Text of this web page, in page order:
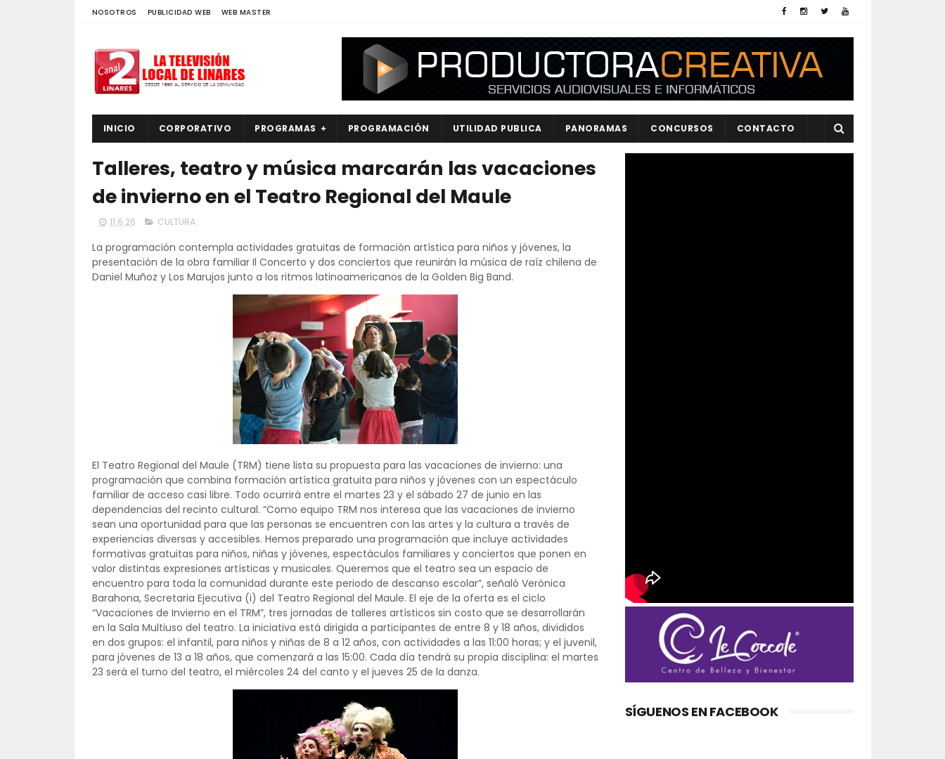
NOSOTROS PUBLICIDAD WEB WEB MASTER
INICIO CORPORATIVO PROGRAMAS PROGRAMACIÓN UTILIDAD PUBLICA PANORAMAS CONCURSOS CONTACTO
Talleres, teatro y música marcarán las vacaciones
de invierno en el Teatro Regional del Maule
11.6.26 CULTURA
La programación contempla actividades gratuitas de formación artística para niños y jóvenes, la
presentación de la obra familiar Il Concerto y dos conciertos que reunirán la música de raíz chilena de
Daniel Muñoz y Los Marujos junto a los ritmos latinoamericanos de la Golden Big Band.
El Teatro Regional del Maule (TRM) tiene lista su propuesta para las vacaciones de invierno: una
programación que combina formación artística gratuita para niños y jóvenes con un espectáculo
familiar de acceso casi libre. Todo ocurrirá entre el martes 23 y el sábado 27 de junio en las
dependencias del recinto cultural. “Como equipo TRM nos interesa que las vacaciones de invierno
sean una oportunidad para que las personas se encuentren con las artes y la cultura a través de
experiencias diversas y accesibles. Hemos preparado una programación que incluye actividades
formativas gratuitas para niños, niñas y jóvenes, espectáculos familiares y conciertos que ponen en
valor distintas expresiones artísticas y musicales. Queremos que el teatro sea un espacio de
encuentro para toda la comunidad durante este periodo de descanso escolar”, señaló Verónica
Barahona, Secretaria Ejecutiva (i) del Teatro Regional del Maule. El eje de la oferta es el ciclo
“Vacaciones de Invierno en el TRM”, tres jornadas de talleres artísticos sin costo que se desarrollarán
en la Sala Multiuso del teatro. La iniciativa está dirigida a participantes de entre 8 y 18 años, divididos
en dos grupos: el infantil, para niños y niñas de 8 a 12 años, con actividades a las 11:00 horas; y el juvenil,
para jóvenes de 13 a 18 años, que comenzará a las 15:00. Cada día tendrá su propia disciplina: el martes
23 será el turno del teatro, el miércoles 24 del canto y el jueves 25 de la danza.
SÍGUENOS EN FACEBOOK